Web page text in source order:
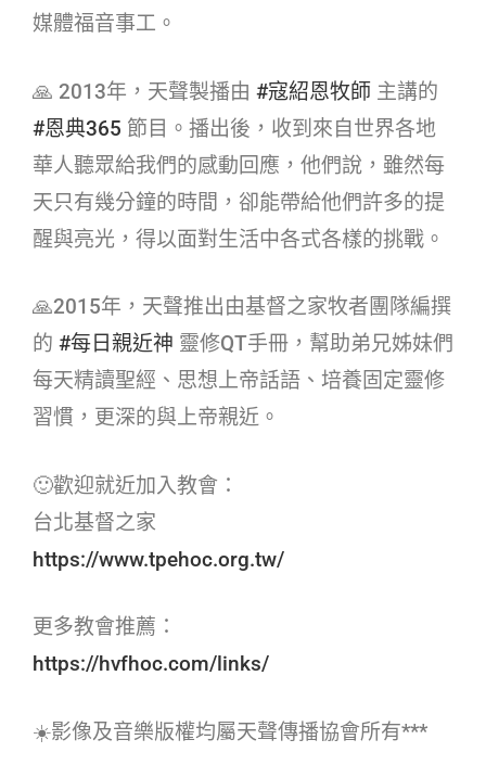
媒體福音事工。
🙏 2013年，天聲製播由 #寇紹恩牧師​ 主講的
#恩典365​ 節目。播出後，收到來自世界各地
華人聽眾給我們的感動回應，他們說，雖然每
天只有幾分鐘的時間，卻能帶給他們許多的提
醒與亮光，得以面對生活中各式各樣的挑戰。
🙏2015年，天聲推出由基督之家牧者團隊編撰
的 #每日親近神​ 靈修QT手冊，幫助弟兄姊妹們
每天精讀聖經、思想上帝話語、培養固定靈修
習慣，更深的與上帝親近。
🙂歡迎就近加入教會：
台北基督之家
https://www.tpehoc.org.tw/
更多教會推薦：
https://hvfhoc.com/links/
☀️影像及音樂版權均屬天聲傳播協會所有***